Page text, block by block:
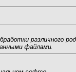
различного
файлами.